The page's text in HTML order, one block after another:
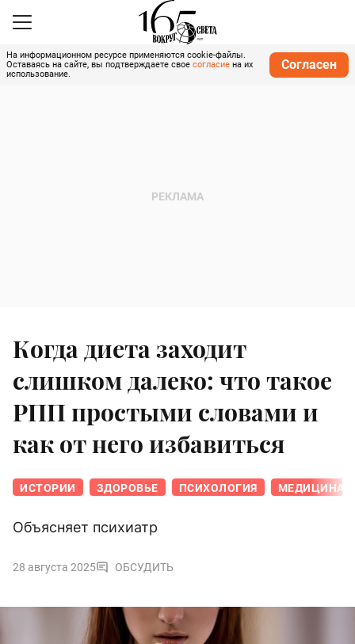
На информационном ресурсе применяются cookie-файлы.
Оставаясь на сайте, вы подтверждаете свое согласие на их
использование.
Согласен
Когда диета заходит
слишком далеко: что такое
РПП простыми словами и
как от него избавиться
ИСТОРИИ ЗДОРОВЬЕ ПСИХОЛОГИЯ МЕДИЦИНА
Объясняет психиатр
28 августа 2025 ОБСУДИТЬ